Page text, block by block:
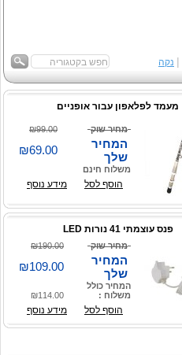
| נקה
מעמד לפלאפון עבור אופניים
₪99.00 מחיר שוק
₪69.00
המחיר
שלך
משלוח חינם
מידע נוסף הוסף לסל
פנס עוצמתי 41 נורות LED
₪190.00 מחיר שוק
₪109.00
המחיר
שלך
₪114.00
המחיר כולל
משלוח :
מידע נוסף הוסף לסל